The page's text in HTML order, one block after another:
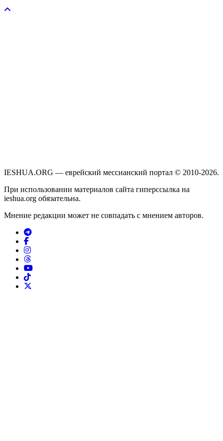
IESHUA.ORG — еврейский мессианский портал © 2010-2026.
При использовании материалов сайта гиперссылка на
ieshua.org обязательна.
Мнение редакции может не совпадать с мнением авторов.